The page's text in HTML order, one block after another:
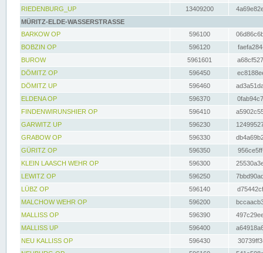
RIEDENBURG_UP
13409200
MÜRITZ-ELDE-WASSERSTRASSE
BARKOW OP
596100
BOBZIN OP
596120
BUROW
5961601
DÖMITZ OP
596450
DÖMITZ UP
596460
ELDENA OP
596370
FINDENWIRUNSHIER OP
596410
GARWITZ UP
596230
GRABOW OP
596330
GÜRITZ OP
596350
KLEIN LAASCH WEHR OP
596300
LEWITZ OP
596250
LÜBZ OP
596140
MALCHOW WEHR OP
596200
MALLISS OP
596390
MALLISS UP
596400
NEU KALLISS OP
596430